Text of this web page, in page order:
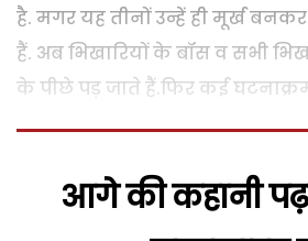
है. मगर यह तीनों उन्हें ही मूर्ख
हैं. अब भिखारियों के बॉस व सभी
के पीछे पड़ जाते हैं.फिर कई
आगे की कहानी